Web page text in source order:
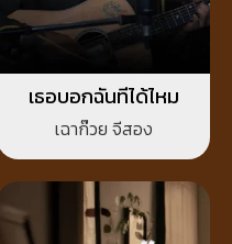
เธอบอกฉันทีได้ไหม
เฉาก๊วย จีสอง